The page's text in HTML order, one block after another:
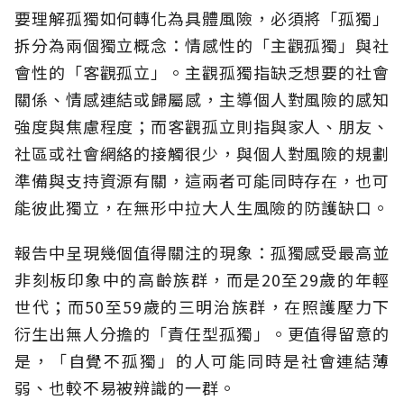
要理解孤獨如何轉化為具體風險，必須將「孤獨」
拆分為兩個獨立概念：情感性的「主觀孤獨」與社
會性的「客觀孤立」。主觀孤獨指缺乏想要的社會
關係、情感連結或歸屬感，主導個人對風險的感知
強度與焦慮程度；而客觀孤立則指與家人、朋友、
社區或社會網絡的接觸很少，與個人對風險的規劃
準備與支持資源有關，這兩者可能同時存在，也可
能彼此獨立，在無形中拉大人生風險的防護缺口。
報告中呈現幾個值得關注的現象：孤獨感受最高並
非刻板印象中的高齡族群，而是20至29歲的年輕
世代；而50至59歲的三明治族群，在照護壓力下
衍生出無人分擔的「責任型孤獨」。更值得留意的
是，「自覺不孤獨」的人可能同時是社會連結薄
弱、也較不易被辨識的一群。